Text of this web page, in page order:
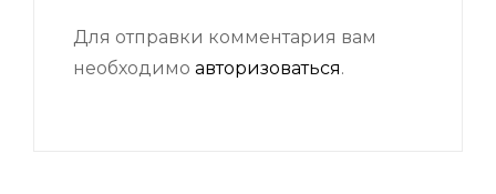
Для отправки комментария вам
необходимо авторизоваться.